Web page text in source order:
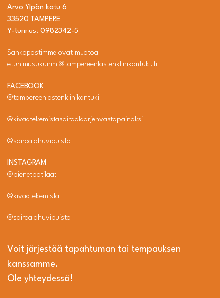
Arvo Ylpön katu 6
33520 TAMPERE
Y-tunnus: 0982342-5
Sähköpostimme ovat muotoa
etunimi.sukunimi@tampereenlastenklinikantuki.fi
FACEBOOK
@tampereenlastenklinikantuki
@kivaatekemistasairaalaarjenvastapainoksi
@sairaalahuvipuisto
INSTAGRAM
@pienetpotilaat
@kivaatekemista
@sairaalahuvipuisto
Voit järjestää tapahtuman tai tempauksen
kanssamme.
Ole yhteydessä!